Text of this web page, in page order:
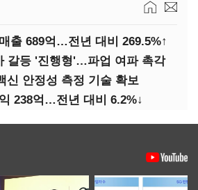
출 689억…전년 대비 269.5%↑
갈등 '진행형'…파업 여파 촉각
신 안정성 측정 기술 확보
238억…전년 대비 6.2%↓